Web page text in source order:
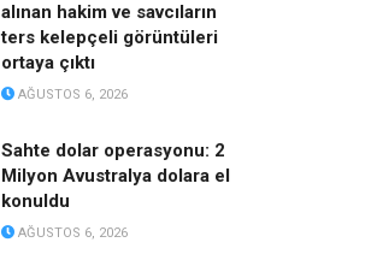
alınan hakim ve savcıların
ters kelepçeli görüntüleri
ortaya çıktı
AĞUSTOS 6, 2026
Sahte dolar operasyonu: 2
Milyon Avustralya dolara el
konuldu
AĞUSTOS 6, 2026